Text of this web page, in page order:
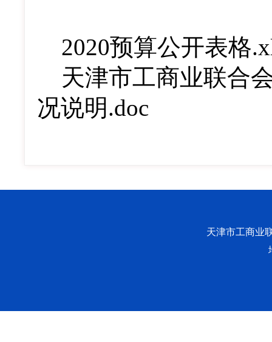
2020预算公开表格
天津市工商业联合
况说明.doc
天津市工商业